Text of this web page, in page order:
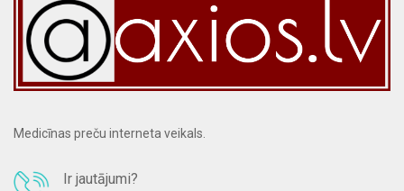
Medicīnas preču interneta veikals.
Ir jautājumi?